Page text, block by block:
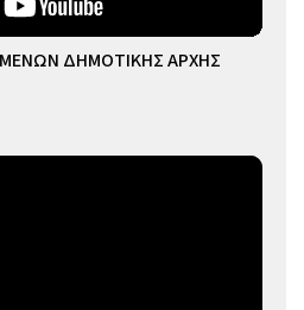
ΔΗΜΟΤΙΚΗΣ ΑΡΧΗΣ